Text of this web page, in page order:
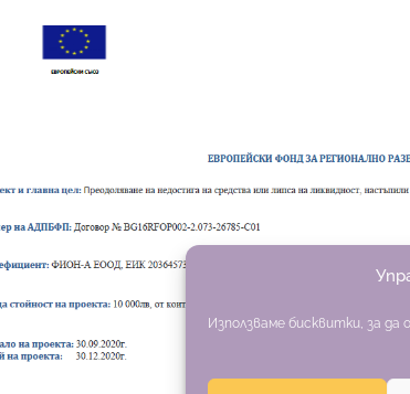
Използваме бисквитки, за